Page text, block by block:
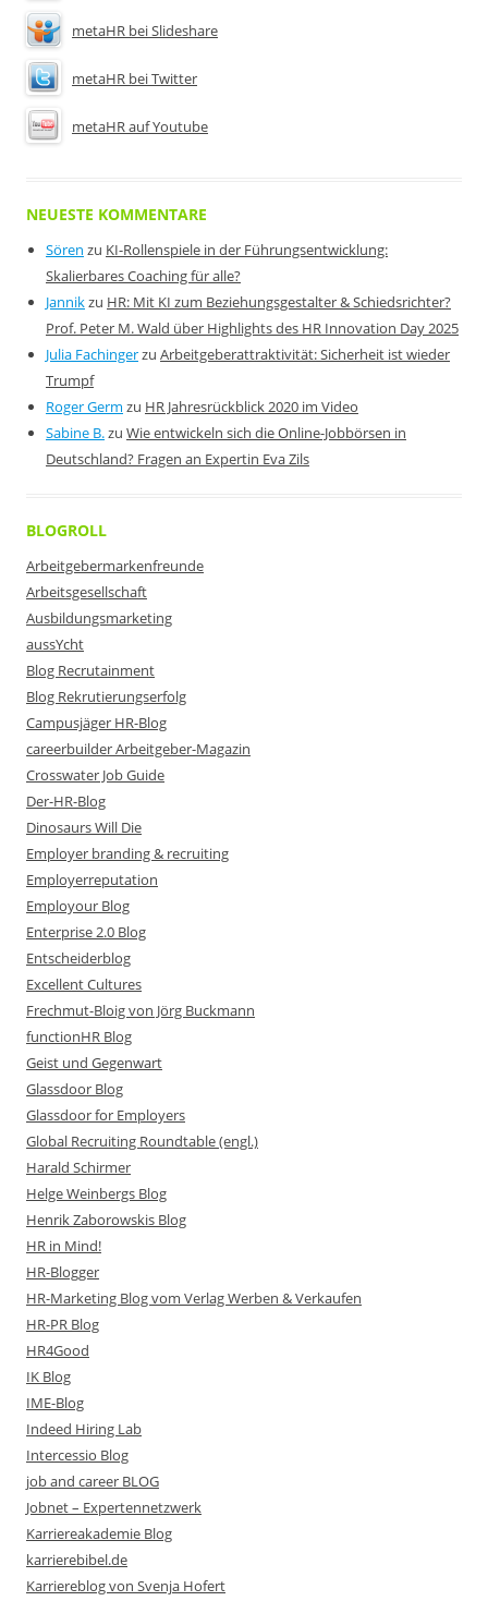
metaHR bei Slideshare
metaHR bei Twitter
metaHR auf Youtube
NEUESTE KOMMENTARE
Sören zu KI-Rollenspiele in der Führungsentwicklung:
Skalierbares Coaching für alle?
Jannikzu HR: Mit KI zum Beziehungsgestalter & Schiedsrichter?
Prof. Peter M. Wald über Highlights des HR Innovation Day 2025
Julia Fachingerzu Arbeitgeberattraktivität: Sicherheit ist wieder
Trumpf
Roger Germ zu HR Jahresrückblick 2020 im Video
Sabine B.zu Wie entwickeln sich die Online-Jobbörsen in
Deutschland? Fragen an Expertin Eva Zils
BLOGROLL
Arbeitgebermarkenfreunde
Arbeitsgesellschaft
Ausbildungsmarketing
aussYcht
Blog Recrutainment
Blog Rekrutierungserfolg
Campusjäger HR-Blog
careerbuilder Arbeitgeber-Magazin
Crosswater Job Guide
Der-HR-Blog
Dinosaurs Will Die
Employer branding & recruiting
Employerreputation
Employour Blog
Enterprise 2.0 Blog
Entscheiderblog
Excellent Cultures
Frechmut-Bloig von Jörg Buckmann
functionHR Blog
Geist und Gegenwart
Glassdoor Blog
Glassdoor for Employers
Global Recruiting Roundtable (engl.)
Harald Schirmer
Helge Weinbergs Blog
Henrik Zaborowskis Blog
HR in Mind!
HR-Blogger
HR-Marketing Blog vom Verlag Werben & Verkaufen
HR-PR Blog
HR4Good
IK Blog
IME-Blog
Indeed Hiring Lab
Intercessio Blog
job and career BLOG
Jobnet – Expertennetzwerk
Karriereakademie Blog
karrierebibel.de
Karriereblog von Svenja Hofert